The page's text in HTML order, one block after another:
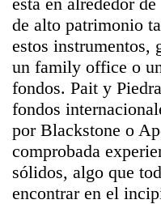
de alto patrimonio
estos instrumentos,
un family office o
fondos. Pait y
fondos
por Blackstone o
comprobada
sólidos, algo que
encontrar en el